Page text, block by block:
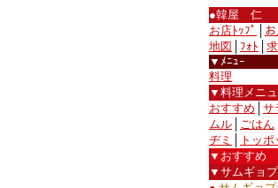
●韓屋 仁
お店ﾄｯﾌﾟ
地図
ﾌｫﾄ
▼ﾒﾆｭｰ
料理
▼料理メニ
おすすめ
サ
ムル
ごはん
ヂミ
トッ
▼おすすめ
▼サムギョ